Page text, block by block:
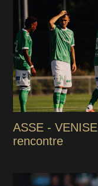
ASSE -
rencontre